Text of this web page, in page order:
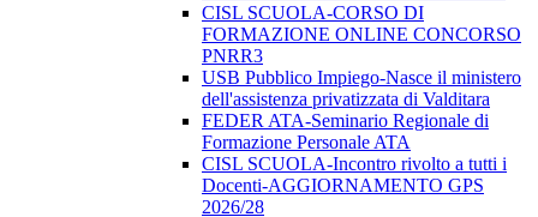
CISL SCUOLA-CORSO DI
FORMAZIONE ONLINE CONCORSO
PNRR3
USB Pubblico Impiego-Nasce il ministero
dell'assistenza privatizzata di Valditara
FEDER ATA-Seminario Regionale di
Formazione Personale ATA
CISL SCUOLA-Incontro rivolto a tutti i
Docenti-AGGIORNAMENTO GPS
2026/28